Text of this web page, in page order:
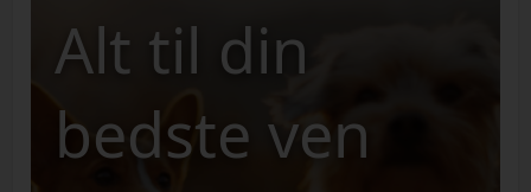
Alt til din
bedste ven